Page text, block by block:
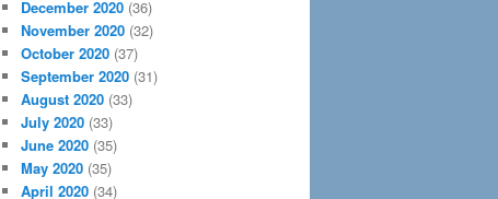
December 2020 (36)
November 2020 (32)
October 2020 (37)
September 2020 (31)
August 2020 (33)
July 2020 (33)
June 2020 (35)
May 2020 (35)
April 2020 (34)